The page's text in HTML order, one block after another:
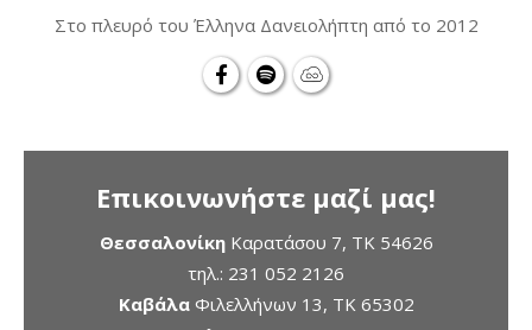
Στο πλευρό του Έλληνα Δανειολήπτη από το 2012
Επικοινωνήστε μαζί μας!
ΘεσσαλονίκηΚαρατάσου 7, TK 54626
τηλ.: 231 052 2126
ΚαβάλαΦιλελλήνων 13, ΤΚ 65302